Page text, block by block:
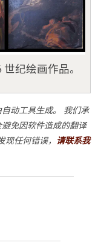
纪绘画作品。
动工具生成。 我们承
免因软件造成的翻译
任何错误， 请联系我